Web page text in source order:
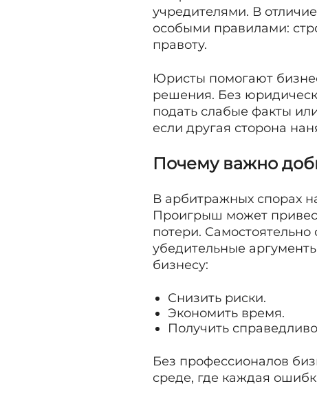
учредителями. В
особыми правилами:
правоту.
Юристы помогают
решения. Без
подать слабые факты
если другая сторона
Почему важно
В арбитражных спорах
Проигрыш может
потери.
убедительные
бизнесу:
Снизить риски.
Экономить время.
Получить
Без профессионалов
среде, где каждая